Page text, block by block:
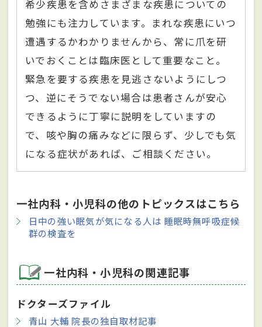
希少疾患を含めさまざまな疾患についての
勉強にも注力しています。まれな疾患にいつ
遭遇するかわかりませんから、常に⽖を研
いでおくことは臨床医として重要なこと。
緊急を要する疾患を⾒逃さないようにしつ
つ、逆にそうでない場合は患者さんが安⼼
できるように丁寧に説明をしていますの
で、咳や胸の痛みなどに限らず、少しでも気
になる症状があれば、ご相談ください。
一社内科・小児科の他のトピックスはこちら
日中の強い眠気が気になる人は 睡眠時無呼吸症候
群の検査を
一社内科・小児科の関連記事
ドクターズファイル
青山 大輔 院長の独自取材記事